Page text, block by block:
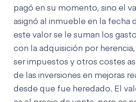
pagó en su momento, sino el
asignó al inmueble en la fecha
este valor se le suman los
con la adquisición por
ser impuestos y otros costes
de las inversiones en mejoras
desde que fue heredado. El